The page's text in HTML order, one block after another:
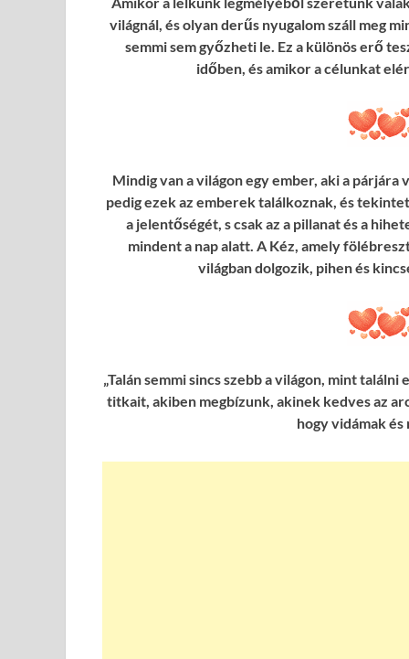
világnál, és olyan derűs nyugalom száll meg
semmi sem győzheti le. Ez a különös erő
időben, és amikor a célunkat
Mindig van a világon egy ember, aki a
pedig ezek az emberek találkoznak, és
a jelentőségét, s csak az a pillanat és a
mindent a nap alatt. A Kéz, amely
világban dolgozik, pihen és
„Talán semmi sincs szebb a világon, mint
titkait, akiben megbízunk, akinek kedves az
hogy vidámak és